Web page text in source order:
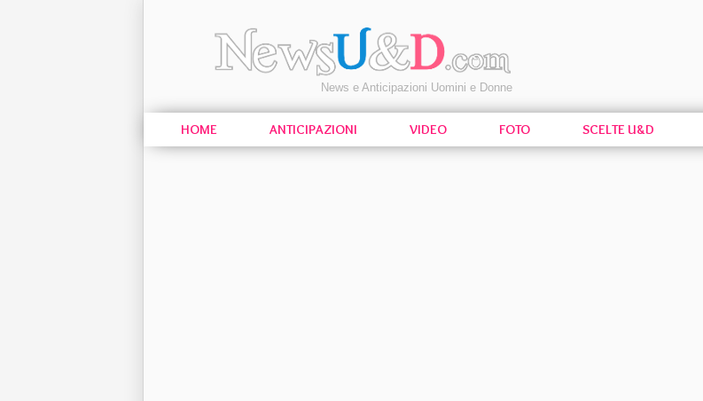
News e Anticipazioni Uomini e Donne
HOME ANTICIPAZIONI VIDEO FOTO SCELTE U&D